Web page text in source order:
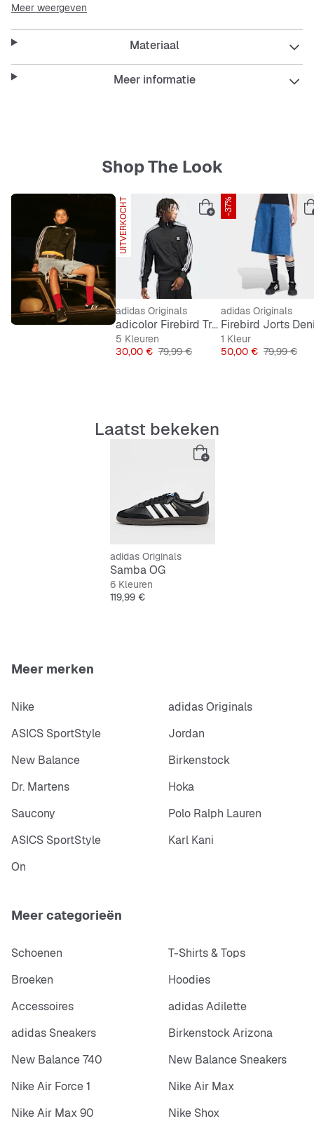
overal past.
De Samba combineert comfort met een tijdloze look.
Regelmatige pasvorm
Vetersluiting
Bovenwerk van volnerfleer met
en gouden
folie details
Voering van synthetisch leer; cupzool van
natuurlijk rubber
Middenzool van natuurlijk rubber
Meer weergeven
Materiaal
Meer informatie
Shop The Look
UITVERKOCHT
adidas Originals
adicolor Firebird Trainingsjacke
5 Kleuren
Prijs
30,00 € Originele Prijs
79,99 €
-37%
adidas Originals
Firebird Jorts
1 Kleur
Prijs
50,00 € Originele
79,99 €
Laatst bekeken
adidas Originals
Samba OG
6 Kleuren
Prijs
119,99 €
Meer merken
Nike
adidas Originals
ASICS SportStyle
Jordan
New Balance
Birkenstock
Dr. Martens
Hoka
Saucony
Polo Ralph Lauren
ASICS SportStyle
Karl Kani
On
Meer categorieën
Schoenen
T-Shirts & Tops
Broeken
Hoodies
Accessoires
adidas Adilette
adidas Sneakers
Birkenstock Arizona
New Balance 740
New Balance Sneakers
Nike Air Force 1
Nike Air Max
Nike Air Max 90
Nike Shox